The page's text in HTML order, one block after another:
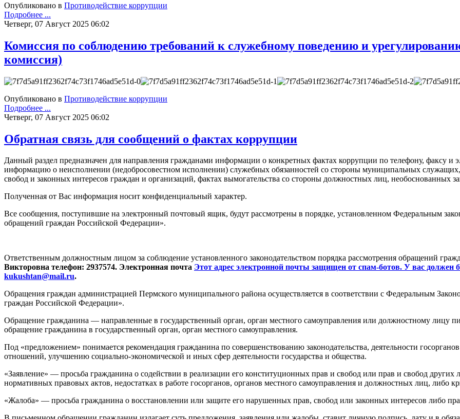
Опубликовано в Противодействие коррупции
Подробнее ...
Четверг, 07 Август 2025 06:02
Комиссия по соблюдению требований к служебному поведению и
комиссия)
Опубликовано в Противодействие коррупции
Подробнее ...
Четверг, 07 Август 2025 06:02
Обратная связь для сообщений о фактах коррупции
Данный раздел предназначен для направления гражданами информации о конкретных фактах коррупции по телефону, факсу
информацию о неисполнении (недобросовестном исполнении) служебных обязанностей со стороны муниципальных
свобод и законных интересов граждан и организаций, фактах вымогательства со стороны должностных лиц, необоснованных
Полученная от Вас информация носит конфиденциальный характер.
Все сообщения, поступившие на электронный почтовый ящик, будут рассмотрены в порядке, установленном Федеральным
обращений граждан Российской Федерации».
Ответственным должностным лицом за соблюдение установленного законодательством порядка рассмотрения обращений
Викторовна телефон: 2937574. Электронная почта Этот адрес электронной почты защищен от спам-ботов. У вас
kukushtan@mail.ru.
Обращения граждан администрацией Пермского муниципального района осуществляется в соответствии с Федеральным
граждан Российской Федерации».
Обращение гражданина — направленные в государственный орган, орган местного самоуправления или должностному лицу
обращение гражданина в государственный орган, орган местного самоуправления.
Под «предложением» понимается рекомендация гражданина по совершенствованию законодательства, деятельности
отношений, улучшению социально-экономической и иных сфер деятельности государства и общества.
«Заявление» — просьба гражданина о содействии в реализации его конституционных прав и свобод или прав и свобод
нормативных правовых актов, недостатках в работе госорганов, органов местного самоуправления и должностных лиц, либо
«Жалоба» — просьба гражданина о восстановлении или защите его нарушенных прав, свобод или законных интересов либо